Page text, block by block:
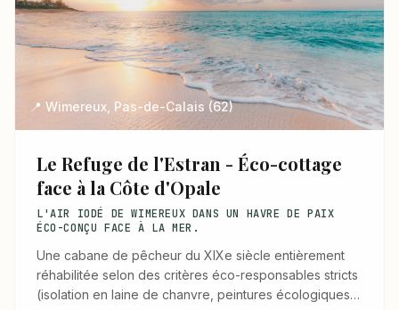
📍 Wimereux, Pas-de-Calais (62)
Le Refuge de l'Estran - Éco-cottage
face à la Côte d'Opale
L'AIR IODÉ DE WIMEREUX DANS UN HAVRE DE PAIX
ÉCO-CONÇU FACE À LA MER.
Une cabane de pêcheur du XIXe siècle entièrement
réhabilitée selon des critères éco-responsables stricts
(isolation en laine de chanvre, peintures écologiques,